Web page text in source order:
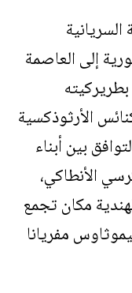
إلى العاصمة
بطريركيته
الأرثوذكسية
بين أبناء
الأنطاكي،
الهندية مكان تجمع
مفريانا